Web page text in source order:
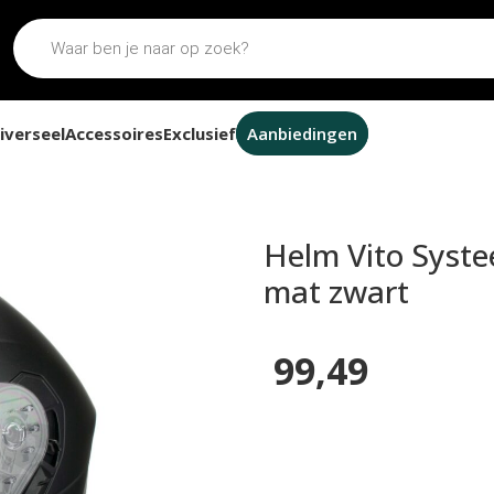
AccessoiresExclusief Aanbiedingen
Helm Vito
mat zwart
99,49